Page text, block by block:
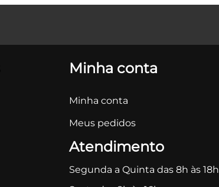
Minha conta
Minha conta
Meus pedidos
Atendimento
Segunda a Quinta das 8h às 18h